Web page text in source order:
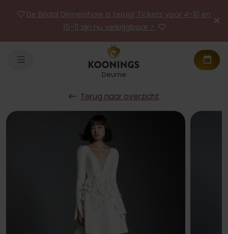
De Bridal Dinnershow is terug! Tickets voor 4-10 en
15-11 zijn nu verkrijgbaar >
Deurne
Terug naar overzicht